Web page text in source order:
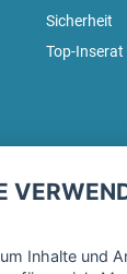
Sicherheit
Top-
ein und
Inhalte und